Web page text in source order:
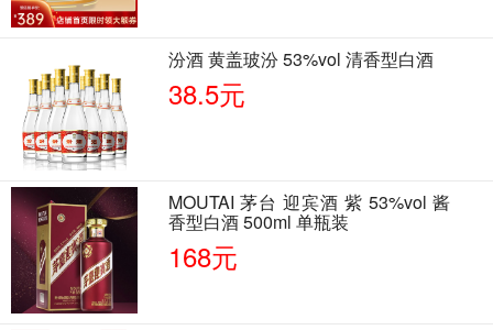
汾酒 黄盖玻汾 53%vol 清香型白酒
38.5元
MOUTAI 茅台 迎宾酒 紫 53%vol 酱
香型白酒 500ml 单瓶装
168元